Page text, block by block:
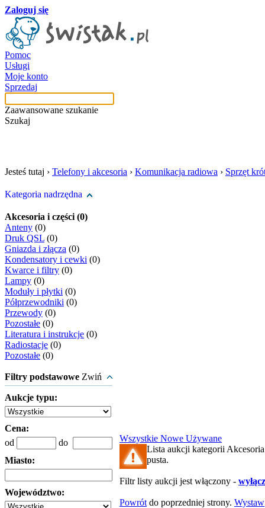
Zaloguj się
Pomoc
Usługi
Moje konto
Sprzedaj
Zaawansowane szukanie
Szukaj
Jesteś tutaj › Telefony i akcesoria › Komunikacja radiowa › Sprzęt
Kategoria nadrzędna
Akcesoria i części (0)
Anteny (0)
Druk QSL (0)
Gniazda i złącza (0)
Kondensatory i cewki (0)
Kwarce i filtry (0)
Lampy (0)
Moduły i płytki (0)
Półprzewodniki (0)
Przewody (0)
Pozostałe (0)
Literatura i instrukcje (0)
Radiostacje (0)
Pozostałe (0)
Filtry podstawowe Zwiń
Aukcje typu:
Cena:
od
do
Miasto:
Województwo:
Wszystkie Nowe Używane
Lista aukcji kategorii
pusta.
Filtr listy aukcji jest włączony -
Powrót do poprzedniej strony. Wystaw